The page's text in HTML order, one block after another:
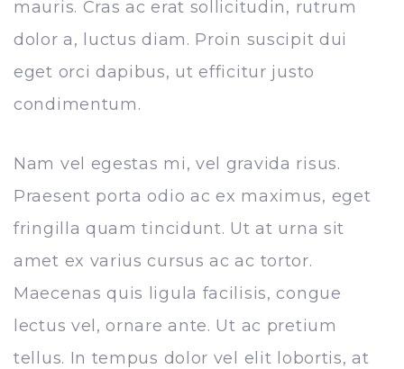
mauris. Cras ac erat sollicitudin, rutrum
dolor a, luctus diam. Proin suscipit dui
eget orci dapibus, ut efficitur justo
condimentum.
Nam vel egestas mi, vel gravida risus.
Praesent porta odio ac ex maximus, eget
fringilla quam tincidunt. Ut at urna sit
amet ex varius cursus ac ac tortor.
Maecenas quis ligula facilisis, congue
lectus vel, ornare ante. Ut ac pretium
tellus. In tempus dolor vel elit lobortis, at